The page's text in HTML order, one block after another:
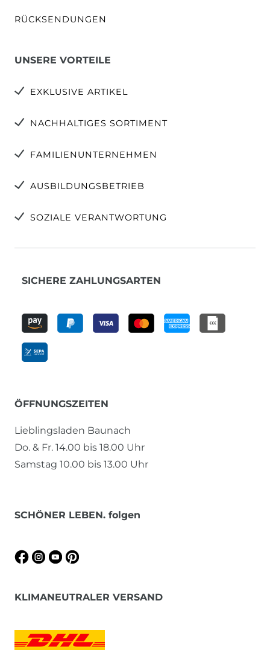
RÜCKSENDUNGEN
UNSERE VORTEILE
EXKLUSIVE ARTIKEL
NACHHALTIGES SORTIMENT
FAMILIENUNTERNEHMEN
AUSBILDUNGSBETRIEB
SOZIALE VERANTWORTUNG
SICHERE ZAHLUNGSARTEN
ÖFFNUNGSZEITEN
Lieblingsladen Baunach
Do. & Fr. 14.00 bis 18.00 Uhr
Samstag 10.00 bis 13.00 Uhr
SCHÖNER LEBEN. folgen
KLIMANEUTRALER VERSAND